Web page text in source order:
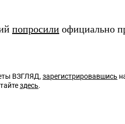
попросили официально
ВЗГЛЯД,зарегистрировавшись
здесь.